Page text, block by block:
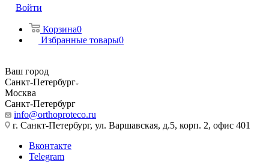
Войти
Корзина0
Избранные товары0
Ваш город
Санкт-Петербург
Москва
Санкт-Петербург
info@orthoproteco.ru
г. Санкт-Петербург, ул. Варшавская, д.5, корп. 2, офис 401
Вконтакте
Telegram